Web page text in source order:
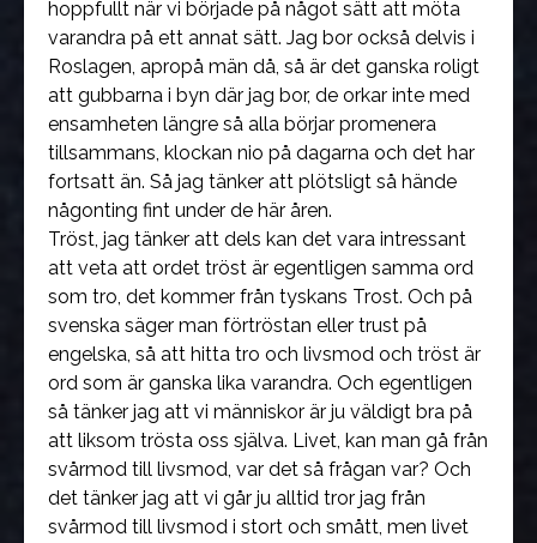
hoppfullt när vi började på något sätt att möta
varandra på ett annat sätt. Jag bor också delvis i
Roslagen, apropå män då, så är det ganska roligt
att gubbarna i byn där jag bor, de orkar inte med
ensamheten längre så alla börjar promenera
tillsammans, klockan nio på dagarna och det har
fortsatt än. Så jag tänker att plötsligt så hände
någonting fint under de här åren.
Tröst, jag tänker att dels kan det vara intressant
att veta att ordet tröst är egentligen samma ord
som tro, det kommer från tyskans Trost. Och på
svenska säger man förtröstan eller trust på
engelska, så att hitta tro och livsmod och tröst är
ord som är ganska lika varandra. Och egentligen
så tänker jag att vi människor är ju väldigt bra på
att liksom trösta oss själva. Livet, kan man gå från
svårmod till livsmod, var det så frågan var? Och
det tänker jag att vi går ju alltid tror jag från
svårmod till livsmod i stort och smått, men livet